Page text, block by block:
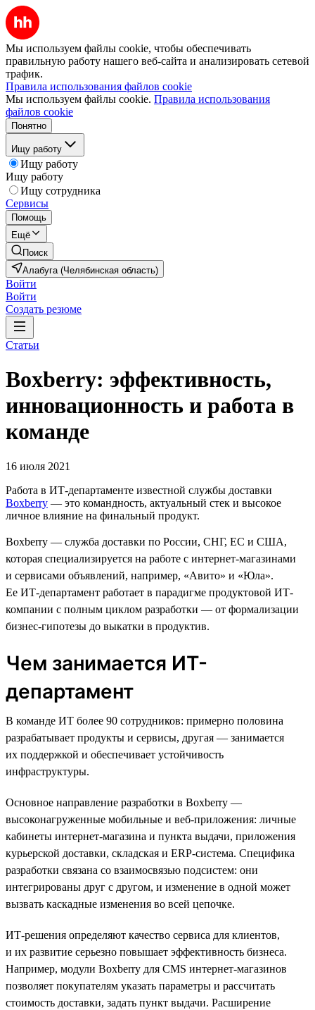
Мы используем файлы cookie, чтобы обеспечивать
правильную работу нашего веб-сайта и анализировать сетевой
трафик.
Правила использования файлов cookie
Мы используем файлы cookie. Правила использования
файлов cookie
Понятно
Ищу работу
Ищу работу
Ищу работу
Ищу сотрудника
Сервисы
Помощь
Ещё
Поиск
Алабуга (Челябинская область)
Войти
Войти
Создать резюме
Статьи
Boxberry: эффективность,
инновационность и работа в
команде
16 июля 2021
Работа в ИТ-департаменте известной службы доставки
Boxberry — это командность, актуальный стек и высокое
личное влияние на финальный продукт.
Boxberry — служба доставки по России, СНГ, ЕС и США,
которая специализируется на работе с интернет-магазинами
и сервисами объявлений, например, «Авито» и «Юла».
Ее ИТ-департамент работает в парадигме продуктовой ИТ-
компании с полным циклом разработки — от формализации
бизнес-гипотезы до выкатки в продуктив.
Чем занимается ИТ-
департамент
В команде ИТ более 90 сотрудников: примерно половина
разрабатывает продукты и сервисы, другая — занимается
их поддержкой и обеспечивает устойчивость
инфраструктуры.
Основное направление разработки в Boxberry —
высоконагруженные мобильные и веб-приложения: личные
кабинеты интернет-магазина и пункта выдачи, приложения
курьерской доставки, складская и ERP-система. Специфика
разработки связана со взаимосвязью подсистем: они
интегрированы друг с другом, и изменение в одной может
вызвать каскадные изменения во всей цепочке.
ИТ-решения определяют качество сервиса для клиентов,
и их развитие серьезно повышает эффективность бизнеса.
Например, модули Boxberry для CMS интернет-магазинов
позволяет покупателям указать параметры и рассчитать
стоимость доставки, задать пункт выдачи. Расширение